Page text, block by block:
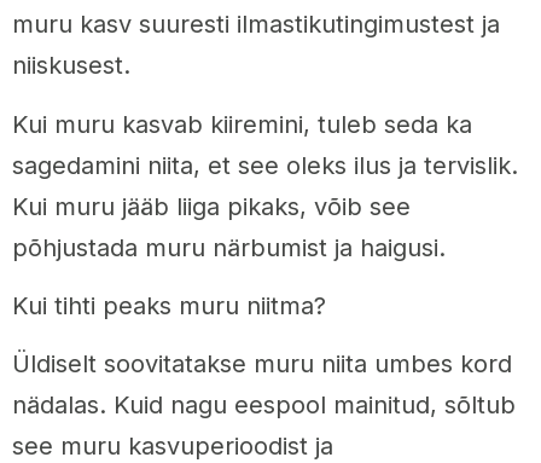
muru kasv suuresti ilmastikutingimustest ja
niiskusest.
Kui muru kasvab kiiremini, tuleb seda ka
sagedamini niita, et see oleks ilus ja tervislik.
Kui muru jääb liiga pikaks, võib see
põhjustada muru närbumist ja haigusi.
Kui tihti peaks muru niitma?
Üldiselt soovitatakse muru niita umbes kord
nädalas. Kuid nagu eespool mainitud, sõltub
see muru kasvuperioodist ja